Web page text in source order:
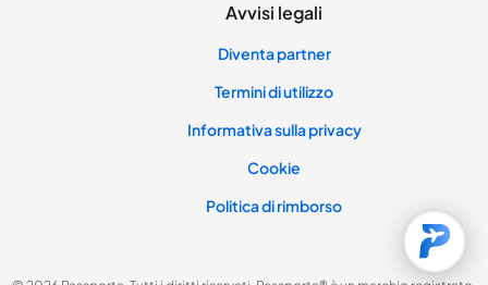
Avvisi legali
Diventa partner
Termini di utilizzo
Informativa sulla privacy
Cookie
Politica di rimborso